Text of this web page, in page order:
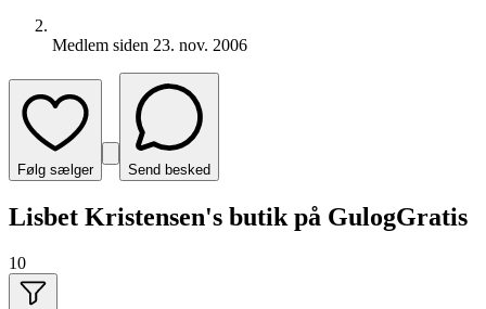
Medlem siden 23. nov. 2006
Følg sælger Send besked
Lisbet Kristensen's butik på GulogGratis
10